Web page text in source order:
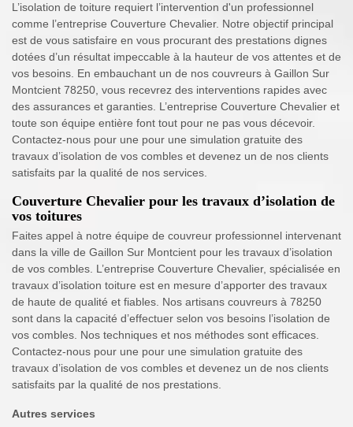
L’isolation de toiture requiert l’intervention d'un professionnel
comme l’entreprise Couverture Chevalier. Notre objectif principal
est de vous satisfaire en vous procurant des prestations dignes
dotées d’un résultat impeccable à la hauteur de vos attentes et de
vos besoins. En embauchant un de nos couvreurs à Gaillon Sur
Montcient 78250, vous recevrez des interventions rapides avec
des assurances et garanties. L’entreprise Couverture Chevalier et
toute son équipe entière font tout pour ne pas vous décevoir.
Contactez-nous pour une pour une simulation gratuite des
travaux d’isolation de vos combles et devenez un de nos clients
satisfaits par la qualité de nos services.
Couverture Chevalier pour les travaux d’isolation de
vos toitures
Faites appel à notre équipe de couvreur professionnel intervenant
dans la ville de Gaillon Sur Montcient pour les travaux d’isolation
de vos combles. L’entreprise Couverture Chevalier, spécialisée en
travaux d’isolation toiture est en mesure d’apporter des travaux
de haute de qualité et fiables. Nos artisans couvreurs à 78250
sont dans la capacité d’effectuer selon vos besoins l’isolation de
vos combles. Nos techniques et nos méthodes sont efficaces.
Contactez-nous pour une pour une simulation gratuite des
travaux d’isolation de vos combles et devenez un de nos clients
satisfaits par la qualité de nos prestations.
Autres services